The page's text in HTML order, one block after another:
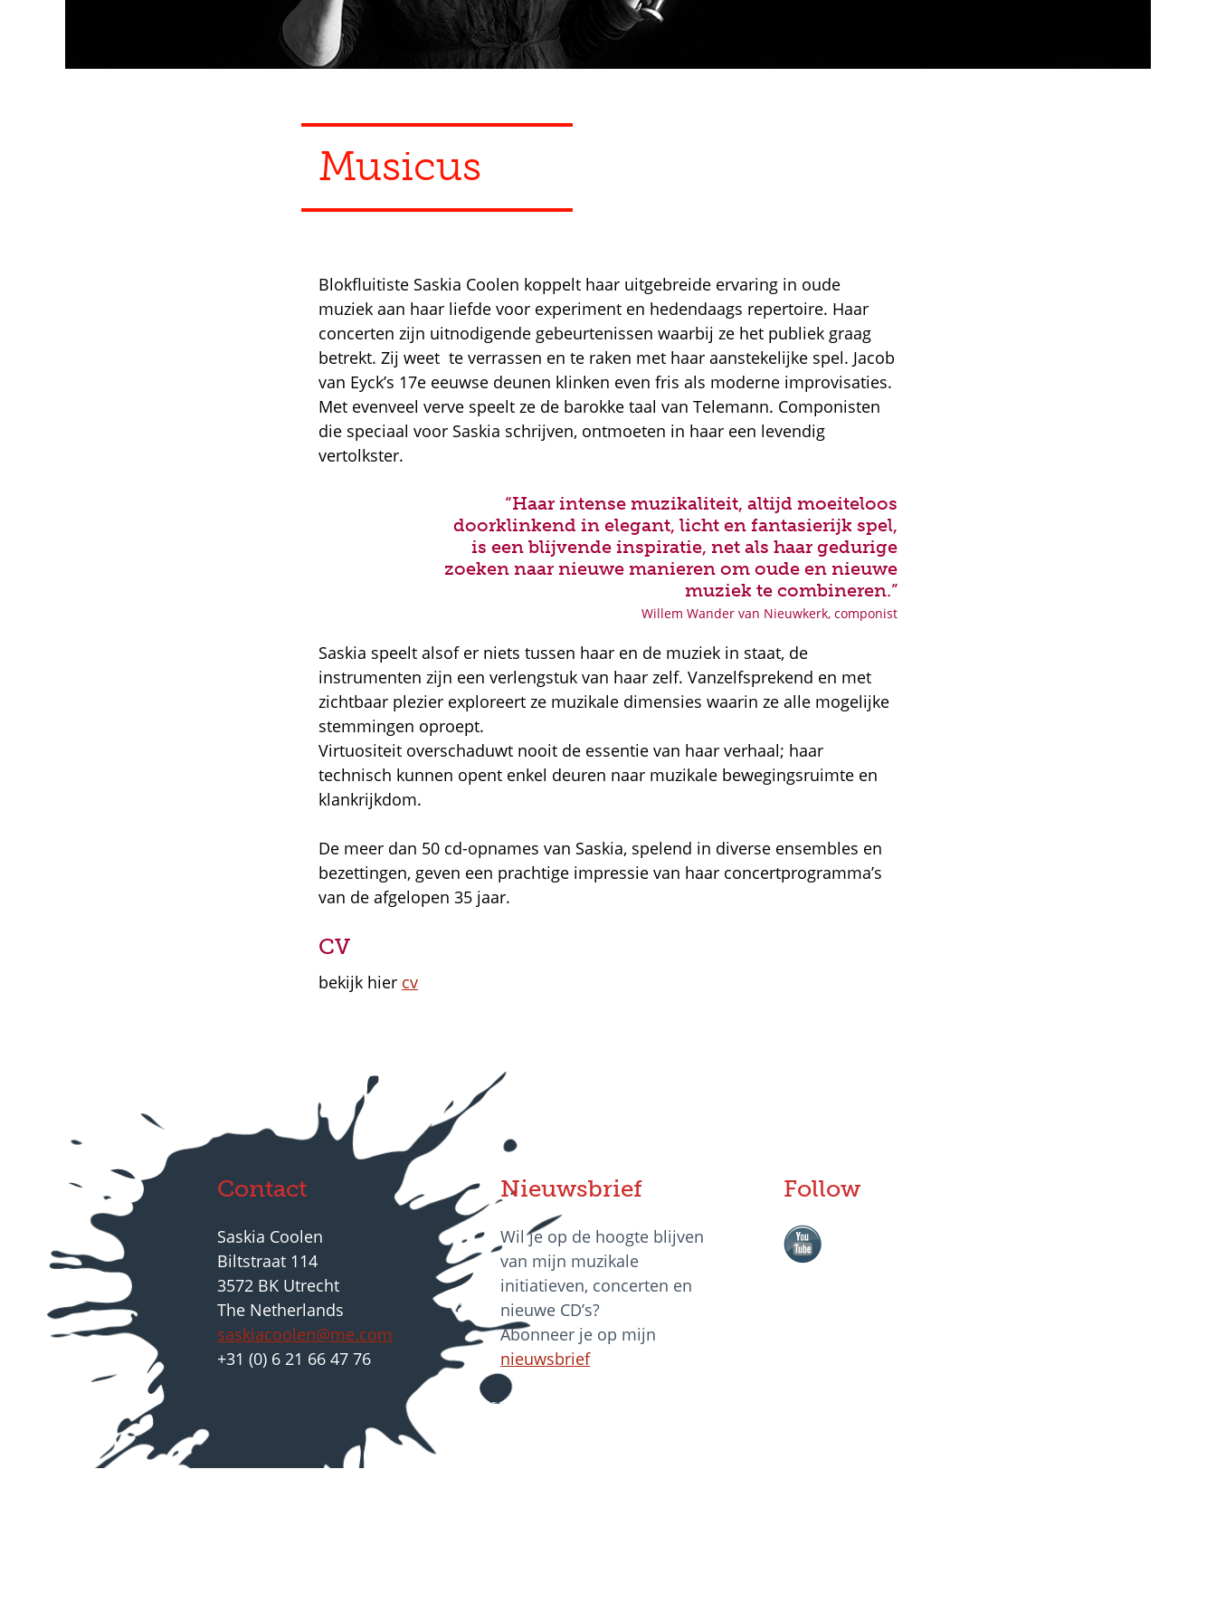
Musicus
Blokfluitiste Saskia Coolen koppelt haar uitgebreide ervaring in oude
muziek aan haar liefde voor experiment en hedendaags repertoire. Haar
concerten zijn uitnodigende gebeurtenissen waarbij ze het publiek graag
betrekt. Zij weet te verrassen en te raken met haar aanstekelijke spel. Jacob
van Eyck’s 17e eeuwse deunen klinken even fris als moderne improvisaties.
Met evenveel verve speelt ze de barokke taal van Telemann. Componisten
die speciaal voor Saskia schrijven, ontmoeten in haar een levendig
vertolkster.
“Haar intense muzikaliteit, altijd moeiteloos
doorklinkend in elegant, licht en fantasierijk spel,
is een blijvende inspiratie, net als haar gedurige
zoeken naar nieuwe manieren om oude en nieuwe
muziek te combineren.”
Willem Wander van Nieuwkerk, componist
Saskia speelt alsof er niets tussen haar en de muziek in staat, de
instrumenten zijn een verlengstuk van haar zelf. Vanzelfsprekend en met
zichtbaar plezier exploreert ze muzikale dimensies waarin ze alle mogelijke
stemmingen oproept.
Virtuositeit overschaduwt nooit de essentie van haar verhaal; haar
technisch kunnen opent enkel deuren naar muzikale bewegingsruimte en
klankrijkdom.
De meer dan 50 cd-opnames van Saskia, spelend in diverse ensembles en
bezettingen, geven een prachtige impressie van haar concertprogramma’s
van de afgelopen 35 jaar.
CV
bekijk hier cv
Contact
Saskia Coolen
Biltstraat 114
3572 BK Utrecht
The Netherlands
saskiacoolen@me.com
+31 (0) 6 21 66 47 76
Nieuwsbrief
Wil je op de hoogte blijven
van mijn muzikale
initiatieven, concerten en
nieuwe CD’s?
Abonneer je op mijn
nieuwsbrief
Follow